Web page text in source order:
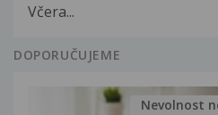
Včera...
DOPORUČUJEME
Nevolnost